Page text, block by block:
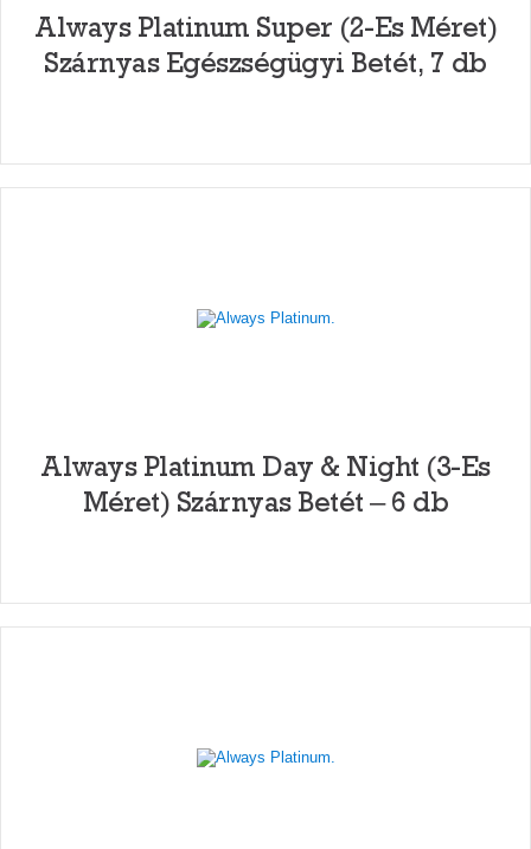
Always Platinum Super (2-Es Méret)
Szárnyas Egészségügyi Betét, 7 db
Always Platinum Day & Night (3-Es
Méret) Szárnyas Betét – 6 db